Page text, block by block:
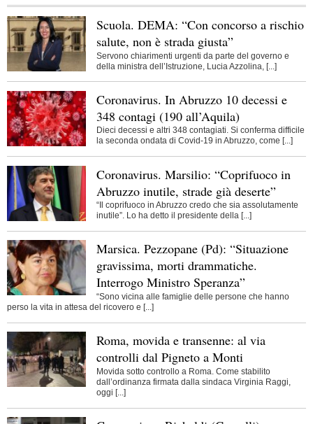
Scuola. DEMA: “Con concorso a rischio
salute, non è strada giusta”
Servono chiarimenti urgenti da parte del governo e
della ministra dell’Istruzione, Lucia Azzolina, [...]
Coronavirus. In Abruzzo 10 decessi e
348 contagi (190 all’Aquila)
Dieci decessi e altri 348 contagiati. Si conferma difficile
la seconda ondata di Covid-19 in Abruzzo, come [...]
Coronavirus. Marsilio: “Coprifuoco in
Abruzzo inutile, strade già deserte”
“Il coprifuoco in Abruzzo credo che sia assolutamente
inutile”. Lo ha detto il presidente della [...]
Marsica. Pezzopane (Pd): “Situazione
gravissima, morti drammatiche.
Interrogo Ministro Speranza”
“Sono vicina alle famiglie delle persone che hanno
perso la vita in attesa del ricovero e [...]
Roma, movida e transenne: al via
controlli dal Pigneto a Monti
Movida sotto controllo a Roma. Come stabilito
dall’ordinanza firmata dalla sindaca Virginia Raggi,
oggi [...]